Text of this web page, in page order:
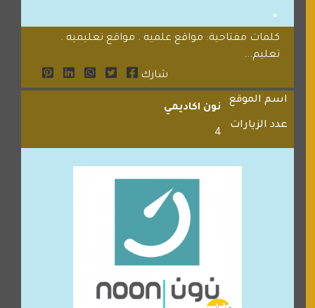
كلمات مفتاحية: مواقع علميه . مواقع تعليميه .
تعليم...
شارك
اسم الموقع
نون اكاديمي
عدد الزيارات
4